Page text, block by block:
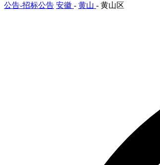
公告-招标公告 安徽 - 黄山 - 黄山区